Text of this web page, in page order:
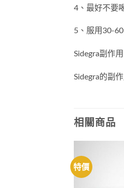
4、最好不要
5、服用30-
Sidegra副作用
Sidegra的副
相關商品
特價